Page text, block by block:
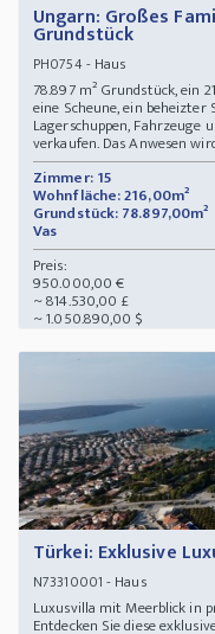
Ungarn: Großes
Grundstück
PH0754- Haus
78.897 m² Grundstück, ein
eine Scheune, ein beheizter
Lagerschuppen, Fahrzeuge
verkaufen. Das Anwesen
Zimmer: 15
Wohnfläche: 216,00m²
Grundstück: 78.897,00m²
Vas
Preis:
950.000,00 €
~ 814.530,00 £
~ 1.050.890,00 $
Türkei: Exklusive
N73310001 - Haus
Luxusvilla mit Meerblick in
Entdecken Sie diese